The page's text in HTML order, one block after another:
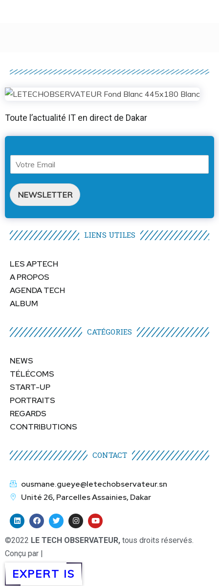
Toute l’actualité IT en direct de Dakar
NEWSLETTER
LIENS UTILES​
LES APTECH
A PROPOS
AGENDA TECH
ALBUM
CATÉGORIES​
NEWS
TÉLÉCOMS
START-UP
PORTRAITS
REGARDS
CONTRIBUTIONS
CONTACT
ousmane.gueye@letechobservateur.sn
Unité 26, Parcelles Assainies, Dakar
©2022 LE TECH OBSERVATEUR, tous droits réservés.
Conçu par |
EXPERT IS